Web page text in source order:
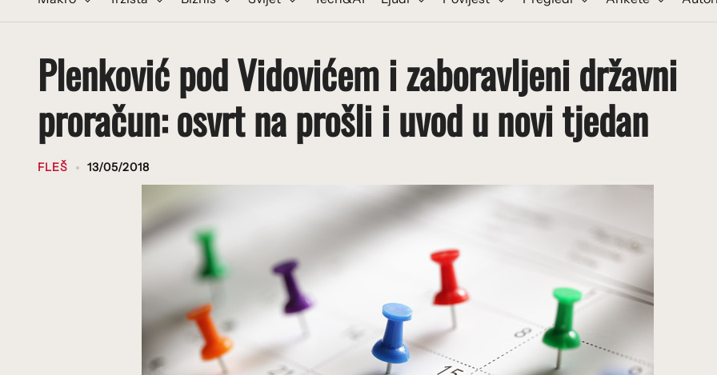
Plenković pod Vidovićem i zaboravljeni državni
proračun: osvrt na prošli i uvod u novi tjedan
FLEŠ 13/05/2018